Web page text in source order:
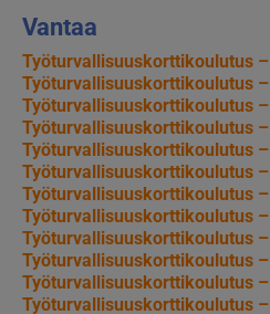
Vantaa
Työturvallisuuskorttikoulutus –
Työturvallisuuskorttikoulutus –
Työturvallisuuskorttikoulutus –
Työturvallisuuskorttikoulutus –
Työturvallisuuskorttikoulutus –
Työturvallisuuskorttikoulutus –
Työturvallisuuskorttikoulutus –
Työturvallisuuskorttikoulutus –
Työturvallisuuskorttikoulutus –
Työturvallisuuskorttikoulutus –
Työturvallisuuskorttikoulutus –
Työturvallisuuskorttikoulutus –